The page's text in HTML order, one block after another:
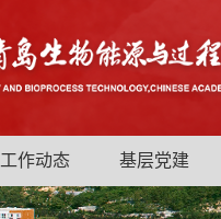
工作动态 基层党建